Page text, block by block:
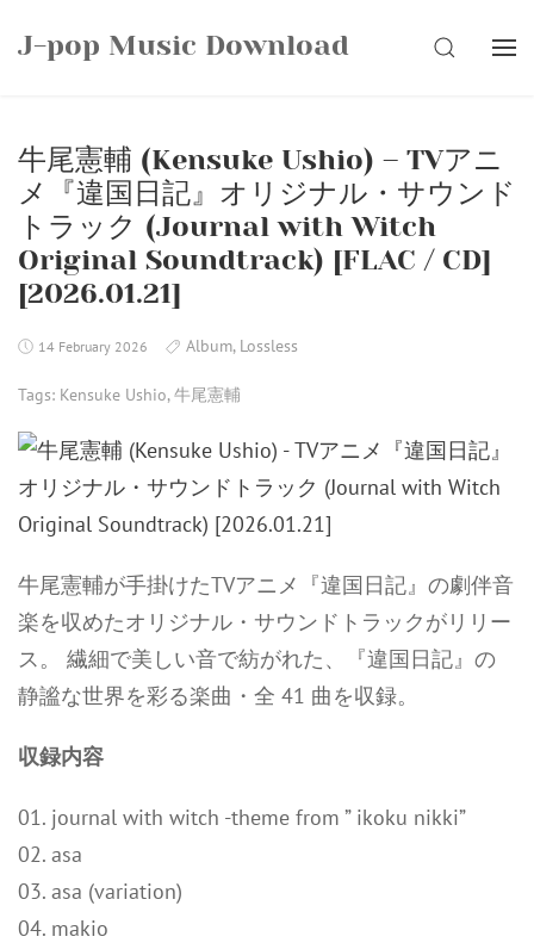
J-pop Music Download SEARCH
牛尾憲輔 (Kensuke Ushio) – TVアニ
メ『違国日記』オリジナル・サウンド
トラック (Journal with Witch
Original Soundtrack) [FLAC / CD]
[2026.01.21]
14 February 2026 Album, Lossless
Tags: Kensuke Ushio,牛尾憲輔
牛尾憲輔が手掛けたTVアニメ『違国日記』の劇伴音
楽を収めたオリジナル・サウンドトラックがリリー
ス。 繊細で美しい音で紡がれた、『違国日記』の
静謐な世界を彩る楽曲・全 41 曲を収録。
収録内容
01. journal with witch -theme from ” ikoku nikki”
02. asa
03. asa (variation)
04. makio